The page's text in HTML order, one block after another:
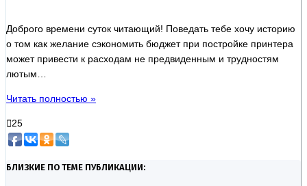
Доброго времени суток читающий! Поведать тебе хочу историю
о том как желание сэкономить бюджет при постройке принтера
может привести к расходам не предвиденным и трудностям
лютым…
Читать полностью »
25
БЛИЗКИЕ ПО ТЕМЕ ПУБЛИКАЦИИ: